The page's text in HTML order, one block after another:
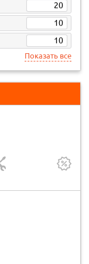
20
10
10
Показать все